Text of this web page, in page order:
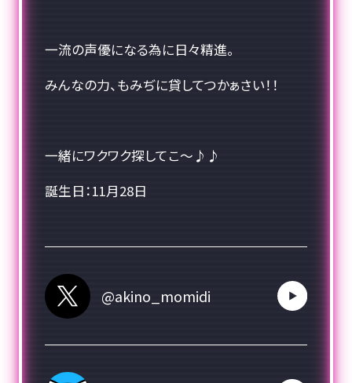
一流の声優になる為に日々精進。
みんなの力、もみぢに貸してつかぁさい！！
一緒にワクワク探してこ〜♪♪
誕生日：11月28日
@akino_momidi